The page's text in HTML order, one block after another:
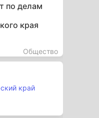
по делам
края
Общество
край